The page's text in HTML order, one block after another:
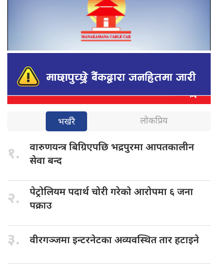
भर्खरै लोकप्रिय
१. वारुणयन्त्र बिग्रिएपछि भद्रपुरमा आपतकालीन
सेवा बन्द
२. पेट्रोलियम पदार्थचोरी गरेको आरोपमा ६ जना
पक्राउ
३. वीरगञ्जमा इन्टरनेटकाअव्यवस्थित तार हटाइने